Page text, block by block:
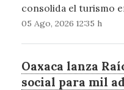
consolida el turismo
05 Ago, 2026 12:35 h
Oaxaca lanza
social para mil